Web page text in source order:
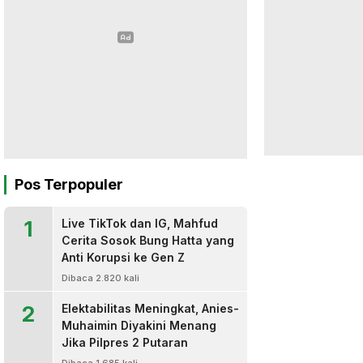
Pos Terpopuler
1
Live TikTok dan IG, Mahfud
Cerita Sosok Bung Hatta yang
Anti Korupsi ke Gen Z
Dibaca 2.820 kali
2
Elektabilitas Meningkat, Anies-
Muhaimin Diyakini Menang
Jika Pilpres 2 Putaran